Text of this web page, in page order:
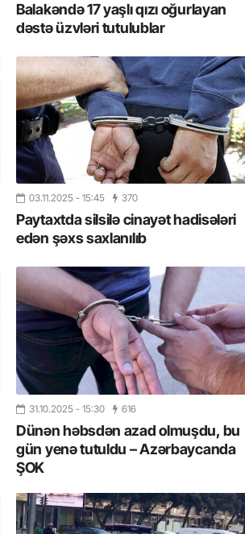
Balakəndə 17 yaşlı qızı oğurlayan
dəstə üzvləri tutulublar
03.11.2025 - 15:45 370
Paytaxtda silsilə cinayət hadisələri
edən şəxs saxlanılıb
31.10.2025 - 15:30 616
Dünən həbsdən azad olmuşdu, bu
gün yenə tutuldu – Azərbaycanda
ŞOK